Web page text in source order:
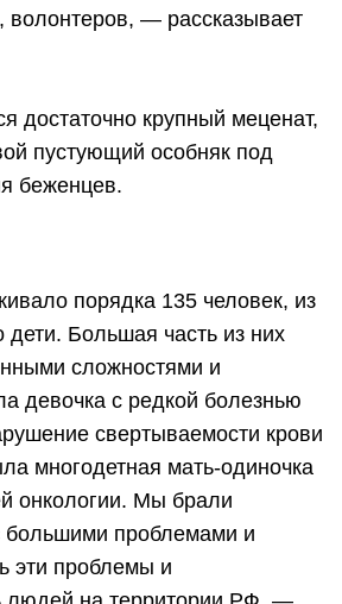
волонтеров, — рассказывает
достаточно крупный меценат,
пустующий особняк под
беженцев.
порядка 135 человек, из
Большая часть из них
сложностями и
девочка с редкой болезнью
свертываемости крови
многодетная мать-одиночка
онкологии. Мы брали
проблемами и
эти проблемы и